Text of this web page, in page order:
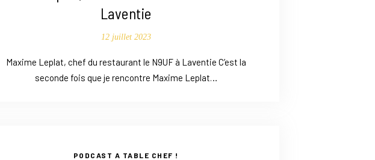
Laventie
12 juillet 2023
Maxime Leplat, chef du restaurant le N9UF à Laventie C’est la
seconde fois que je rencontre Maxime Leplat…
PODCAST A TABLE CHEF !